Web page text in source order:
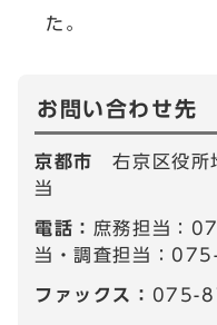
た。
お問い合わせ先
京都市右京区役所
当
電話： 庶務担当：
当・調査担当：
ファックス： 075-